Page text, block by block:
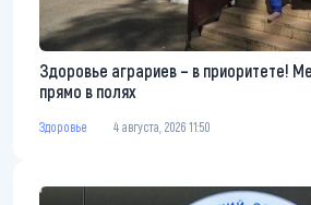
Здоровье аграриев – в приоритете!
прямо в полях
Здоровье 4 августа, 2026 11:50